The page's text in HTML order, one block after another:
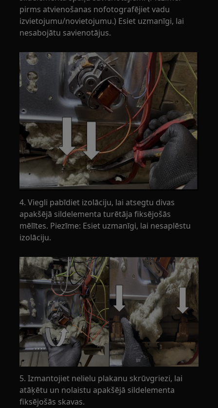
pirms atvienošanas nofotografējiet vadu
izvietojumu/novietojumu.) Esiet uzmanīgi, lai
nesabojātu savienotājus.
4. Viegli pabīdiet izolāciju, lai atsegtu divas
apakšējā sildelementa turētāja fiksējošās
mēlītes. Piezīme: Esiet uzmanīgi, lai nesaplēstu
izolāciju.
5. Izmantojiet nelielu plakanu skrūvgriezi, lai
atāķētu un nolaistu apakšējā sildelementa
fiksējošās skavas.